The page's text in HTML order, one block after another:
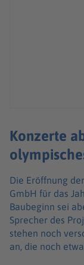
Konzerte
Die Eröffnung
GmbH für das
Baubeginn sei
Sprecher des
stehen noch
an, die noch